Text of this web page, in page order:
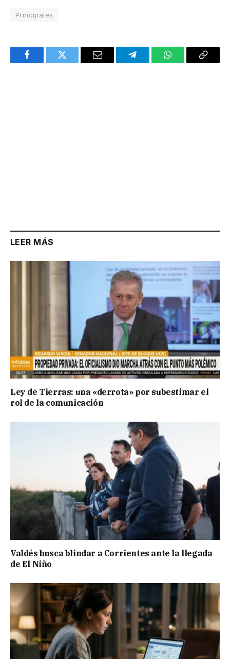
Principales
FacebookTwitter Email TelegramWhatsAppCopy
LEER MÁS
Ley de Tierras: una «derrota» por subestimar el
rol de la comunicación
Valdés busca blindar a Corrientes ante la llegada
de El Niño